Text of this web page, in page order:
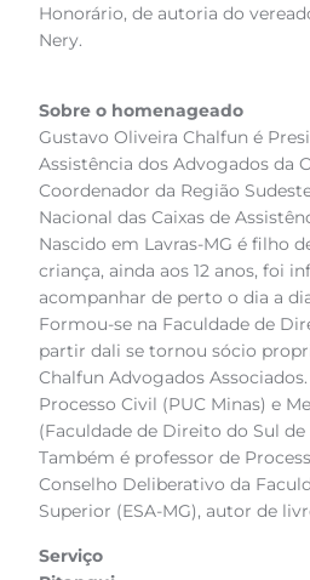
Honorário, de autoria do
Nery.
Sobre o homenageado
Gustavo Oliveira Chalfun é
Assistência dos Advogados da
Coordenador da Região
Nacional das Caixas de
Nascido em Lavras-MG é filho
criança, ainda aos 12 anos, foi
acompanhar de perto o dia a
Formou-se na Faculdade de
partir dali se tornou sócio
Chalfun Advogados
Processo Civil (PUC Minas) e
(Faculdade de Direito do Sul de
Também é professor de
Conselho Deliberativo da
Superior (ESA-MG), autor de
Serviço